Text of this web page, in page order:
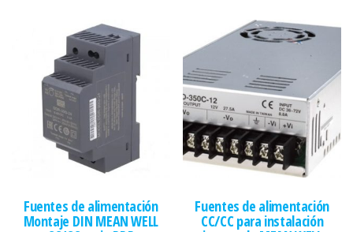
Fuentes de alimentación
Montaje DIN MEAN WELL
Fuentes de alimentación
CC/CC para instalación